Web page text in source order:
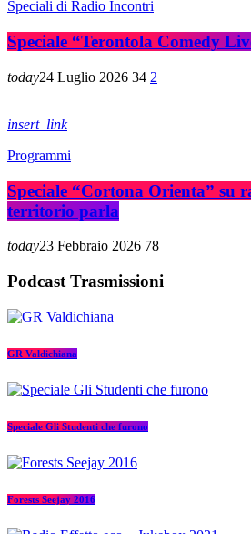
Speciali di Radio Incontri
Speciale “Terontola Comedy
today24 Luglio 2026 34 2
insert_link
Programmi
Speciale “Cortona Orienta” su
territorio parla
today23 Febbraio 2026 78
Podcast Trasmissioni
GR Valdichiana
Speciale Gli Studenti che furono
Forests Seejay 2016